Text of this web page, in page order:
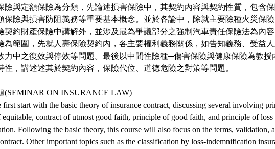
險與定額保險為分類，先論述損害保險中，其契約內容與契約性質，包含
保險與損害防阻義務等重要基本概念。並於各論中，除就主要險種火災保
契約財產保險中講解外，並涉及最為爭議部分之強制汽車責任保險法為內
為範圍，先就人壽保險契約內，各主要權利義務關係，如告知義務、受益
力中之復效與停效等問題。最後以中間性險種─傷害保險與健康保險為教授
性，講述述其於契約內容，保險代位、道德危險之對策等問題。
(SEMINAR ON INSURANCE LAW)
first start with the basic theory of insurance contract, discussing several involving
contract of utmost good faith, principle of good faith, and principle of loss
Following the basic theory, this course will also focus on the terms, validation,
Other important topics such as the classification by loss-indemnification